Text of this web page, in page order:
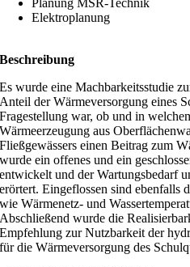
Planung MSR-Technik
Elektroplanung
Beschreibung
Es wurde eine Machbarkeitsstudie
Anteil der Wärmeversorgung eines
Fragestellung war, ob und in
Wärmeerzeugung aus
Fließgewässers einen Beitrag zum
wurde ein offenes und ein
entwickelt und der Wartungsbedarf
erörtert. Eingeflossen sind ebenfalls
wie Wärmenetz- und
Abschließend wurde die
Empfehlung zur Nutzbarkeit der
für die Wärmeversorgung des